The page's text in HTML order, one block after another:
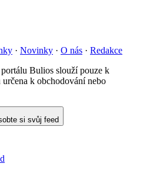
· Novinky · O nás · Redakce
Bulios slouží pouze k
k obchodování nebo
si svůj feed